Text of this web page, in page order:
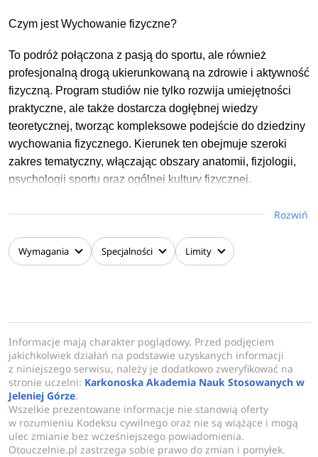
Czym jest Wychowanie fizyczne?
To podróż połączona z pasją do sportu, ale również
profesjonalną drogą ukierunkowaną na zdrowie i aktywność
fizyczną. Program studiów nie tylko rozwija umiejętności
praktyczne, ale także dostarcza dogłębnej wiedzy
teoretycznej, tworząc kompleksowe podejście do dziedziny
wychowania fizycznego. Kierunek ten obejmuje szeroki
zakres tematyczny, włączając obszary anatomii, fizjologii,
psychologii sportu oraz ogólnej kultury fizycznej.
Studenci mają szansę zgłębiać tajniki funkcjonowania
aktywności fizycznej, a także poznać różnorodne formy
kultury fizycznej dostosowane do różnych grup wiekowych i
wkład w promowanie zdrowego stylu życia w
społeczeństwie.
Rozwiń
Wymagania Specjalności Limity
Informacje mają charakter poglądowy. Przed podjęciem
jakichkolwiek działań na podstawie uzyskanych informacji
z niniejszego serwisu, należy je dodatkowo zweryfikować na
stronie uczelni: Karkonoska Akademia Nauk Stosowanych w
Jeleniej Górze.
Wszelkie prezentowane informacje nie stanowią oferty
w rozumieniu Kodeksu cywilnego oraz nie są wiążące i mogą
ulec zmianie bez wcześniejszego powiadomienia.
Otouczelnie.pl zastrzega sobie prawo do zmian i pomyłek.